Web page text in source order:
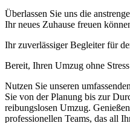
Überlassen Sie uns die
Ihr neues Zuhause freuen
Ihr zuverlässiger Begleiter für
Bereit, Ihren Umzug ohne
Nutzen Sie unseren
Sie von der Planung bis zur
reibungslosen Umzug.
professionellen Teams, das all